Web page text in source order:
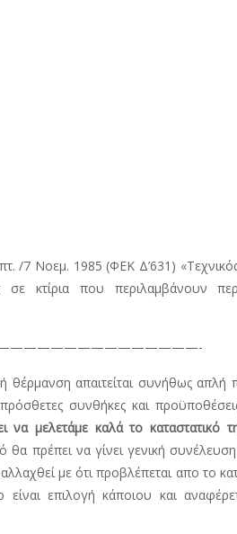
/7 Νοεμ. 1985 (ΦΕΚ Δ’631)
κτίρια που περιλαμβάνουν
θέρμανση απαιτείται συνήθως απλή
συνθήκες και
μελετάμε καλά το καταστατικό
θα πρέπει να γίνει γενική
με ότι προβλέπεται απο το
επιλογή κάποιου και